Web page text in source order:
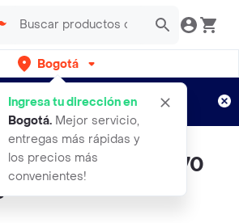
Bogotá
Ingresa tu dirección en
Bogotá. Mejor servicio,
entregas más rápidas y
los precios más
convenientes!
gratis por semanas
Aplican TyC
Rosa Pastel Talla 70